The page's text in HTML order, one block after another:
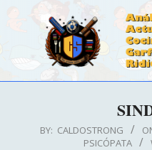
BY: CALDOSTRONG
PSICÓPATA